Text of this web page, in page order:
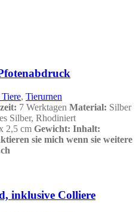
, Tierurnen
7 Werktagen Material: Silber
Silber, Rhodiniert
2,5 cm Gewicht: Inhalt:
sie mich wenn sie weitere
inklusive Colliere